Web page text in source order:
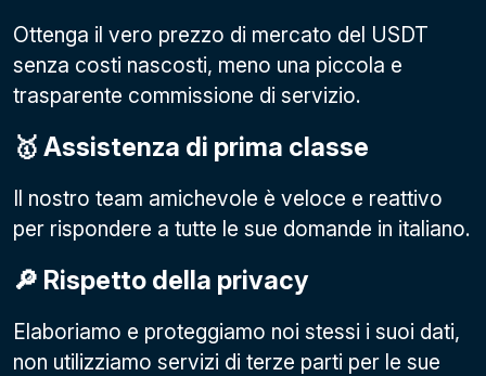
Ottenga il vero prezzo di mercato del USDT
senza costi nascosti, meno una piccola e
trasparente commissione di servizio.
🥇 Assistenza di prima classe
Il nostro team amichevole è veloce e reattivo
per rispondere a tutte le sue domande in italiano.
🔎 Rispetto della privacy
Elaboriamo e proteggiamo noi stessi i suoi dati,
non utilizziamo servizi di terze parti per le sue